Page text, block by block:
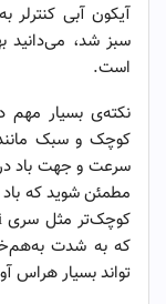
آیکون آبی کنترلر
سبز شد، می‌دانید
است.
نکته‌ی بسیار مهم
سرعت و جهت باد در
مطمئن شوید که باد
که به شدت
تواند بسیار هراس